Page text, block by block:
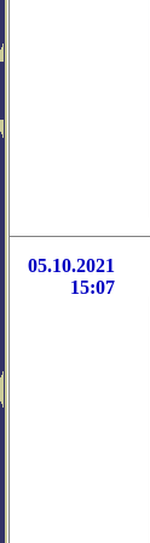
05.10.2021
15:07